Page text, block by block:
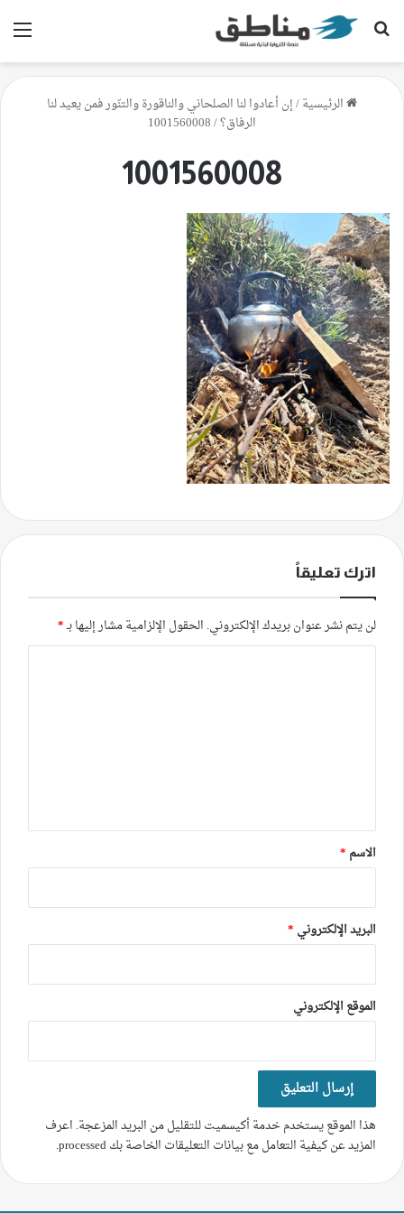
بحث عن
الرئيسية/إن أعادوا لنا الصلحاني والناقورة والتنّور فمن يعيد لنا
الرفاق؟/
1001560008
1001560008
اترك تعليقاً
لن يتم نشر عنوان بريدك الإلكتروني. الحقول الإلزامية مشار إليها بـ*
*
الاسم *
البريد الإلكتروني *
الموقع الإلكتروني
هذا الموقع يستخدم خدمة أكيسميت للتقليل من البريد المزعجة. اعرف
المزيد عن كيفية التعامل مع بيانات التعليقات الخاصة بك processed
.